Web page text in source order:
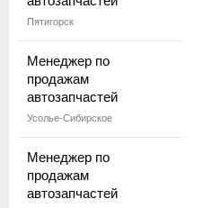
Пятигорск
Менеджер по
продажам
автозапчастей
Усолье-Сибирское
Менеджер по
продажам
автозапчастей